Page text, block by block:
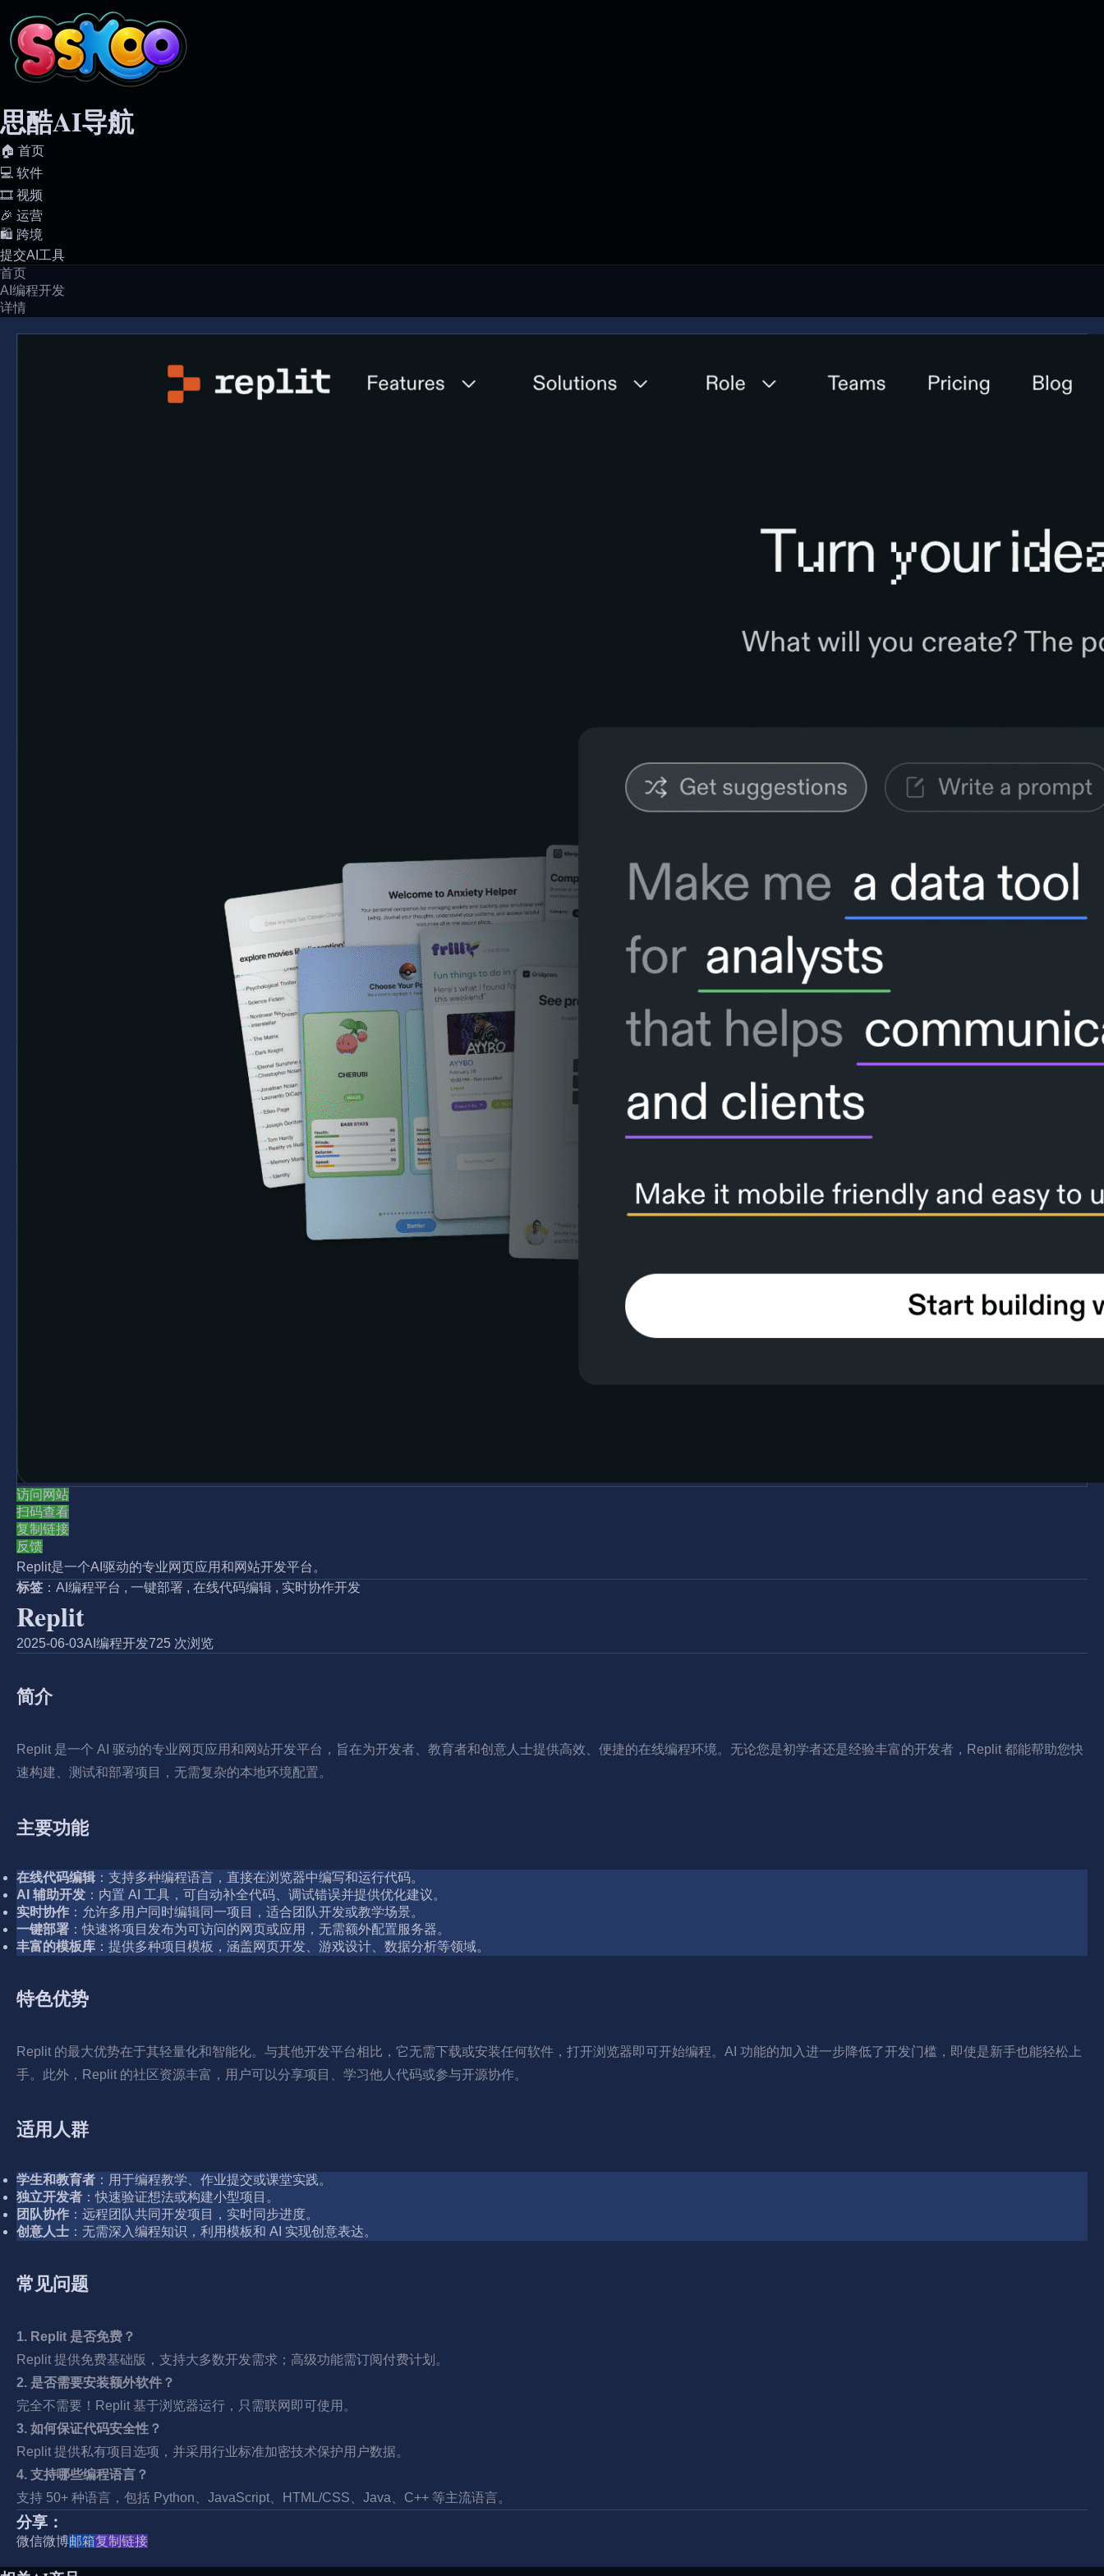
思酷AI导航
🏠️ 首页
💻️ 软件
🎞️ 视频
🎉 运营
🛍️ 跨境
提交AI工具
首页
AI编程开发
详情
访问网站
扫码查看
复制链接
反馈
Replit是一个AI驱动的专业网页应用和网站开发平台。
标签 ： AI编程平台 , 一键部署 , 在线代码编辑 , 实时协作开发
Replit
2025-06-03AI编程开发725 次浏览
简介
Replit 是一个 AI 驱动的专业网页应用和网站开发平台，旨在为开发者、教育者和创意人士提供高效、便捷的在线编程环境。无论您是初学者还是经验丰富的开发者，Replit 都能帮助您快
速构建、测试和部署项目，无需复杂的本地环境配置。
主要功能
在线代码编辑 ：支持多种编程语言，直接在浏览器中编写和运行代码。
AI 辅助开发 ：内置 AI 工具，可自动补全代码、调试错误并提供优化建议。
实时协作 ：允许多用户同时编辑同一项目，适合团队开发或教学场景。
一键部署 ：快速将项目发布为可访问的网页或应用，无需额外配置服务器。
丰富的模板库 ：提供多种项目模板，涵盖网页开发、游戏设计、数据分析等领域。
特色优势
Replit 的最大优势在于其轻量化和智能化。与其他开发平台相比，它无需下载或安装任何软件，打开浏览器即可开始编程。AI 功能的加入进一步降低了开发门槛，即使是新手也能轻松上
手。此外，Replit 的社区资源丰富，用户可以分享项目、学习他人代码或参与开源协作。
适用人群
学生和教育者 ：用于编程教学、作业提交或课堂实践。
独立开发者 ：快速验证想法或构建小型项目。
团队协作 ：远程团队共同开发项目，实时同步进度。
创意人士 ：无需深入编程知识，利用模板和 AI 实现创意表达。
常见问题
1. Replit 是否免费？
Replit 提供免费基础版，支持大多数开发需求；高级功能需订阅付费计划。
2. 是否需要安装额外软件？
完全不需要！Replit 基于浏览器运行，只需联网即可使用。
3. 如何保证代码安全性？
Replit 提供私有项目选项，并采用行业标准加密技术保护用户数据。
4. 支持哪些编程语言？
支持 50+ 种语言，包括 Python、JavaScript、HTML/CSS、Java、C++ 等主流语言。
分享：
微信微博邮箱复制链接